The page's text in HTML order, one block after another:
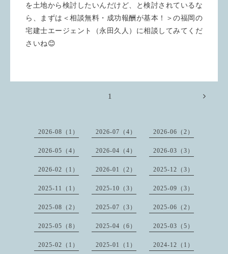
を土地から検討したいんだけど、と検討されているな
ら、まずは＜相談無料・成功報酬が基本！＞の福岡の
宅建士エージェント（永田久人）に相談してみてくだ
さいね😊
1
2026-08（1） 2026-07（4） 2026-06（2）
2026-05（4） 2026-04（4） 2026-03（3）
2026-02（1） 2026-01（2） 2025-12（3）
2025-11（1） 2025-10（3） 2025-09（3）
2025-08（2） 2025-07（3） 2025-06（2）
2025-05（8） 2025-04（6） 2025-03（5）
2025-02（1） 2025-01（1） 2024-12（1）